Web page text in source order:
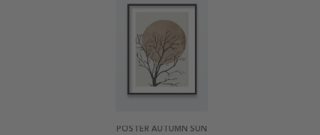
POSTER AUTUMN SUN